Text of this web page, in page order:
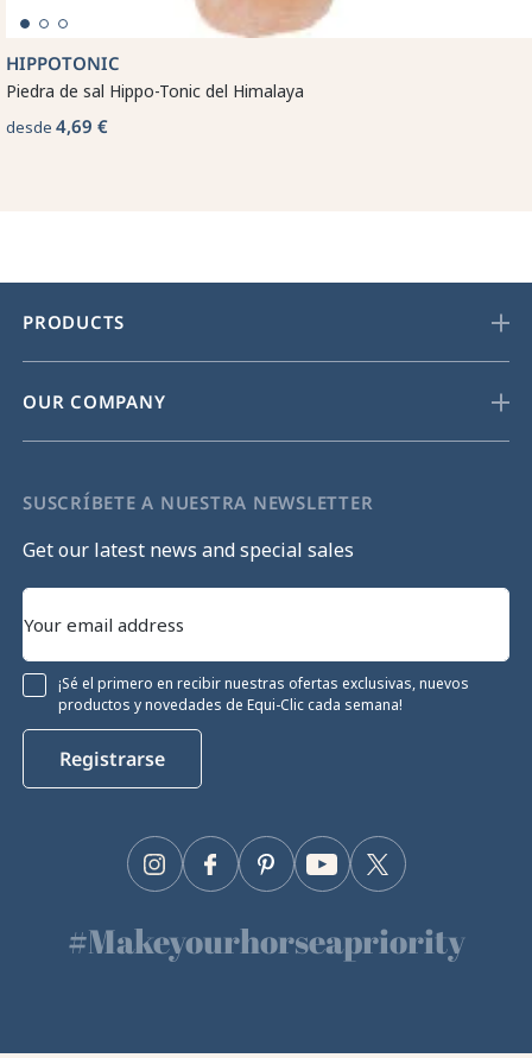
HIPPOTONIC
Piedra de sal Hippo-Tonic del Himalaya
desde 4,69 €
PRODUCTS
OUR COMPANY
SUSCRÍBETE A NUESTRA NEWSLETTER
Get our latest news and special sales
¡Sé el primero en recibir nuestras ofertas exclusivas, nuevos
productos y novedades de Equi-Clic cada semana!
Registrarse
Facebook Twitter
YouTube
Pinterest
Instagram
#Makeyourhorseapriority